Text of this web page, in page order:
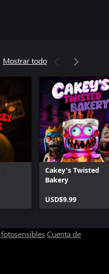
Mostrar todo
Cakey's Twisted
Bakery
USD$9.99
Cuenta de